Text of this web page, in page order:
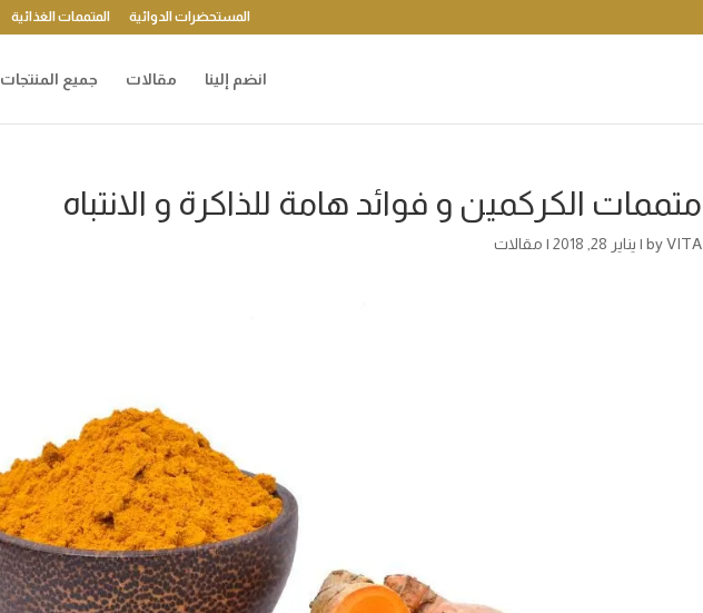
المستحضرات الدوائية المتممات الغذائية
انضم إلينا مقالات جميع المنتجات
متممات الكركمين و فوائد هامة للذاكرة و الانتباه
byVITA
| يناير 28, 2018 | مقالات